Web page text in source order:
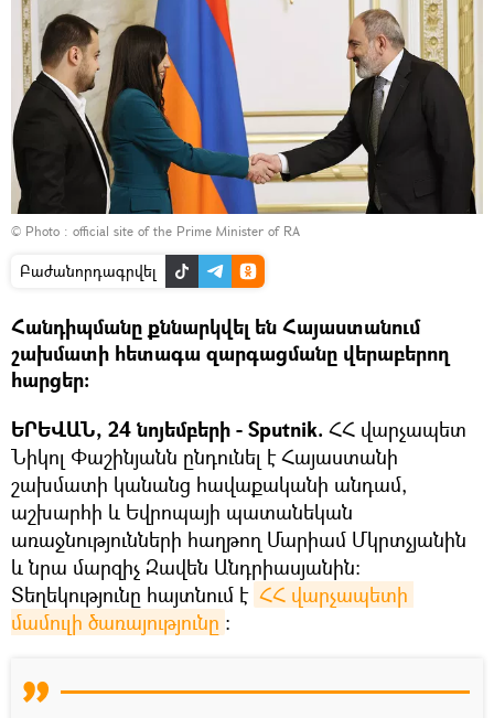
© Photo : official site of the Prime Minister of RA
Բաժանորդագրվել
Հանդիպմանը քննարկվել են Հայաստանում
շախմատի հետագա զարգացմանը վերաբերող
հարցեր:
ԵՐԵՎԱՆ, 24 նոյեմբերի - Sputnik. ՀՀ վարչապետ
Նիկոլ Փաշինյանն ընդունել է Հայաստանի
շախմատի կանանց հավաքականի անդամ,
աշխարհի և Եվրոպայի պատանեկան
առաջնությունների հաղթող Մարիամ Մկրտչյանին
և նրա մարզիչ Զավեն Անդրիասյանին:
Տեղեկությունը հայտնում է ՀՀ վարչապետի
մամուլի ծառայությունը ։